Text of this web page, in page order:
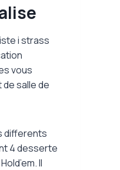
i strass
vous
salle de
differents
4 desserte
Il